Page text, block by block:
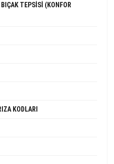
TEPSISI (KONFOR
KODLARI